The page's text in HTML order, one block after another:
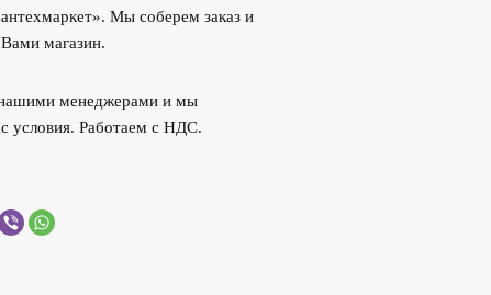
Мы соберем заказ и
магазин.
менеджерами и мы
условия. Работаем с НДС.